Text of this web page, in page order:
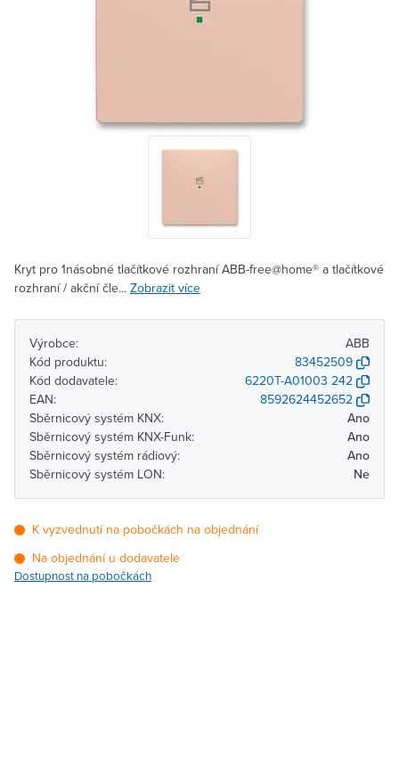
Kryt pro 1násobné tlačítkové rozhraní ABB-free@home® a tlačítkové
rozhraní / akční čle... Zobrazit více
Výrobce:
ABB
Kód produktu:
83452509
Kód dodavatele:
6220T-A01003 242
EAN:
8592624452652
Sběrnicový systém KNX:
Ano
Sběrnicový systém KNX-Funk:
Ano
Sběrnicový systém rádiový:
Ano
Sběrnicový systém LON:
Ne
K vyzvednutí na pobočkách na objednání
Na objednání u dodavatele
Dostupnost na pobočkách